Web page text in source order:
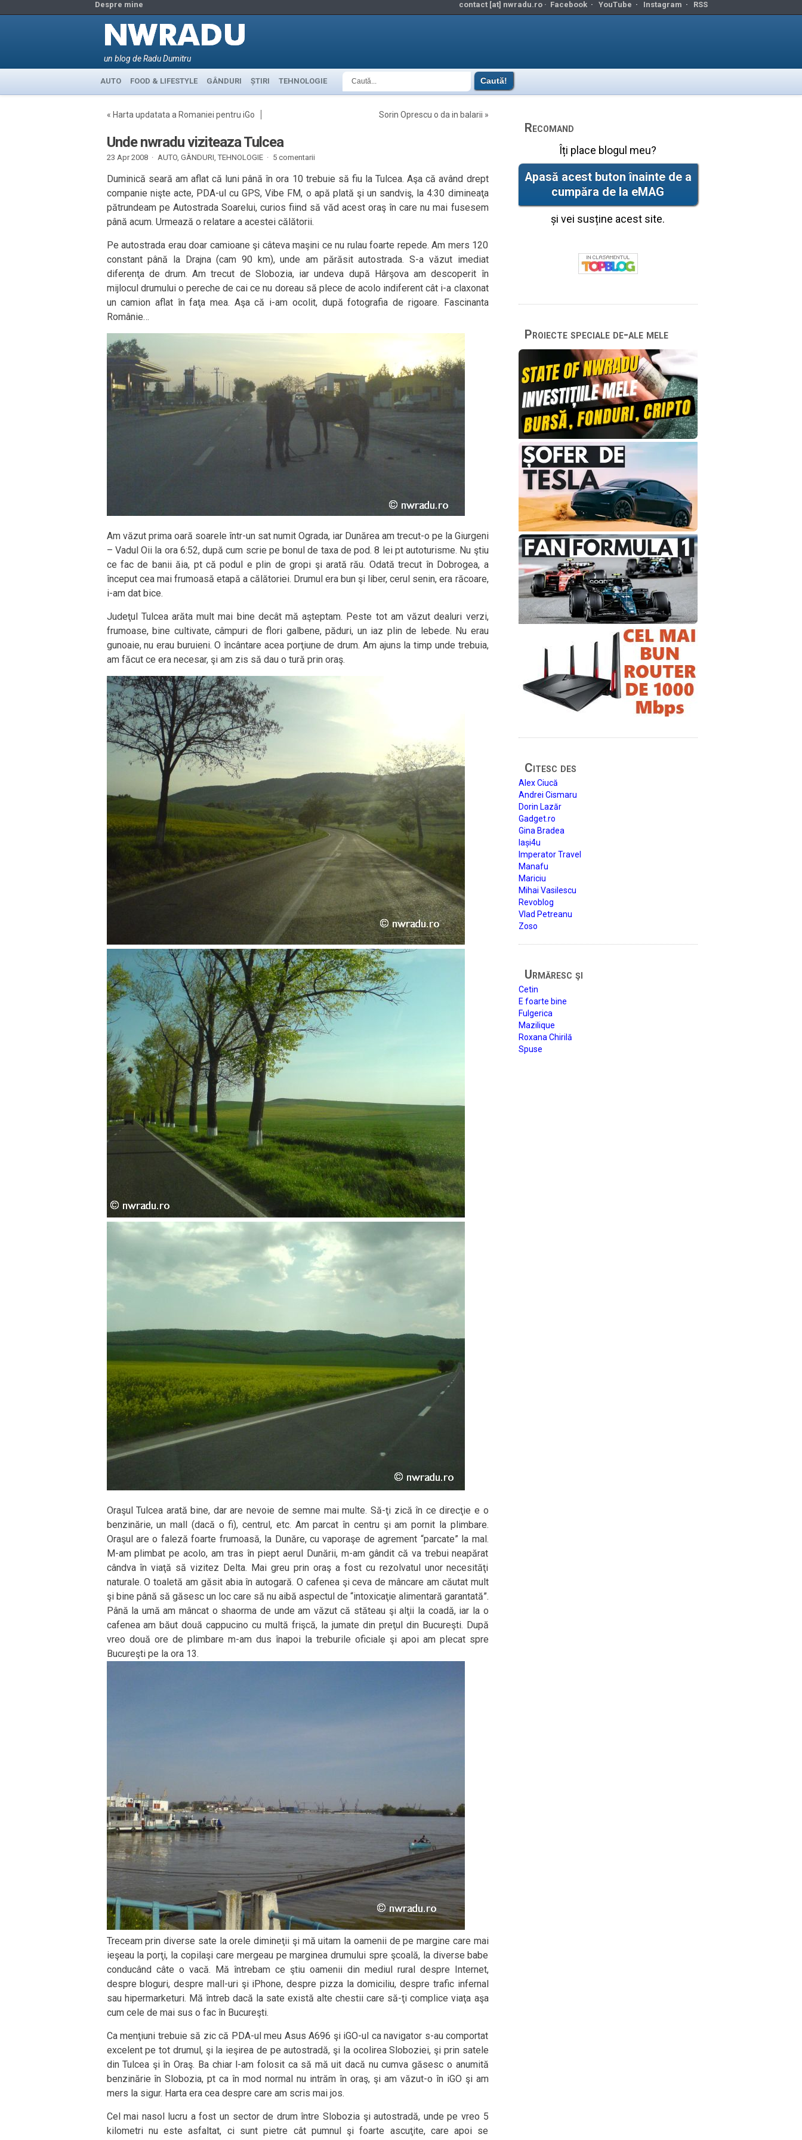
Despre mine contact [at] nwradu.ro · Facebook· YouTube · Instagram · RSS
un blog de Radu Dumitru
AUTO FOOD & LIFESTYLE GÂNDURI ȘTIRI TEHNOLOGIE
« Harta updatata a Romaniei pentru iGo Sorin Oprescu o da in balarii »
Unde nwradu viziteaza Tulcea
23 Apr 2008 · AUTO, GÂNDURI, TEHNOLOGIE· 5 comentarii
Duminică seară am aflat că luni până în ora 10 trebuie să fiu la Tulcea. Aşa că având drept
companie nişte acte, PDA-ul cu GPS, Vibe FM, o apă plată şi un sandviş, la 4:30 dimineaţa
pătrundeam pe Autostrada Soarelui, curios fiind să văd acest oraş în care nu mai fusesem
până acum. Urmează o relatare a acestei călătorii.
Pe autostrada erau doar camioane şi câteva maşini ce nu rulau foarte repede. Am mers 120
constant până la Drajna (cam 90 km), unde am părăsit autostrada. S-a văzut imediat
diferenţa de drum. Am trecut de Slobozia, iar undeva după Hârşova am descoperit în
mijlocul drumului o pereche de cai ce nu doreau să plece de acolo indiferent cât i-a claxonat
un camion aflat în faţa mea. Aşa că i-am ocolit, după fotografia de rigoare. Fascinanta
Românie…
Am văzut prima oară soarele într-un sat numit Ograda, iar Dunărea am trecut-o pe la Giurgeni
– Vadul Oii la ora 6:52, după cum scrie pe bonul de taxa de pod. 8 lei pt autoturisme. Nu ştiu
ce fac de banii ăia, pt că podul e plin de gropi şi arată rău. Odată trecut în Dobrogea, a
început cea mai frumoasă etapă a călătoriei. Drumul era bun şi liber, cerul senin, era răcoare,
i-am dat bice.
Judeţul Tulcea arăta mult mai bine decât mă aşteptam. Peste tot am văzut dealuri verzi,
frumoase, bine cultivate, câmpuri de flori galbene, păduri, un iaz plin de lebede. Nu erau
gunoaie, nu erau buruieni. O încântare acea porţiune de drum. Am ajuns la timp unde trebuia,
am făcut ce era necesar, şi am zis să dau o tură prin oraş.
Oraşul Tulcea arată bine, dar are nevoie de semne mai multe. Să-ţi zică în ce direcţie e o
benzinărie, un mall (dacă o fi), centrul, etc. Am parcat în centru şi am pornit la plimbare.
Oraşul are o faleză foarte frumoasă, la Dunăre, cu vaporaşe de agrement “parcate” la mal.
M-am plimbat pe acolo, am tras în piept aerul Dunării, m-am gândit că va trebui neapărat
cândva în viaţă să vizitez Delta. Mai greu prin oraş a fost cu rezolvatul unor necesităţi
naturale. O toaletă am găsit abia în autogară. O cafenea şi ceva de mâncare am căutat mult
şi bine până să găsesc un loc care să nu aibă aspectul de “intoxicaţie alimentară garantată”.
Până la umă am mâncat o shaorma de unde am văzut că stăteau şi alţii la coadă, iar la o
cafenea am băut două cappucino cu multă frişcă, la jumate din preţul din Bucureşti. După
vreo două ore de plimbare m-am dus înapoi la treburile oficiale şi apoi am plecat spre
Bucureşti pe la ora 13.
Treceam prin diverse sate la orele dimineţii şi mă uitam la oamenii de pe margine care mai
ieşeau la porţi, la copilaşi care mergeau pe marginea drumului spre şcoală, la diverse babe
conducând câte o vacă. Mă întrebam ce ştiu oamenii din mediul rural despre Internet,
despre bloguri, despre mall-uri şi iPhone, despre pizza la domiciliu, despre trafic infernal
sau hipermarketuri. Mă întreb dacă la sate există alte chestii care să-ţi complice viaţa aşa
cum cele de mai sus o fac în Bucureşti.
Ca menţiuni trebuie să zic că PDA-ul meu Asus A696 şi iGO-ul ca navigator s-au comportat
excelent pe tot drumul, şi la ieşirea de pe autostradă, şi la ocolirea Sloboziei, şi prin satele
din Tulcea şi în Oraş. Ba chiar l-am folosit ca să mă uit dacă nu cumva găsesc o anumită
benzinărie în Slobozia, pt ca în mod normal nu intrăm în oraş, şi am văzut-o în iGO şi am
mers la sigur. Harta era cea despre care am scris mai jos.
Cel mai nasol lucru a fost un sector de drum între Slobozia şi autostradă, unde pe vreo 5
kilometri nu este asfaltat, ci sunt pietre cât pumnul şi foarte ascuţite, care apoi se
Recomand
Îți place blogul meu?
Apasă acest buton înainte de a
cumpăra de la eMAG
și vei susține acest site.
Proiecte speciale de-ale mele
Citesc des
Alex Ciucă
Andrei Cismaru
Dorin Lazăr
Gadget.ro
Gina Bradea
Iași4u
Imperator Travel
Manafu
Mariciu
Mihai Vasilescu
Revoblog
Vlad Petreanu
Zoso
Urmăresc şi
Cetin
E foarte bine
Fulgerica
Mazilique
Roxana Chirilă
Spuse